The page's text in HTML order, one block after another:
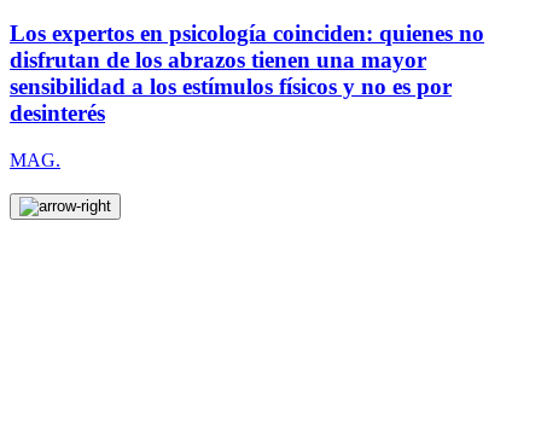
Los expertos en psicología coinciden: quienes no
disfrutan de los abrazos tienen una mayor
sensibilidad a los estímulos físicos y no es por
desinterés
MAG.